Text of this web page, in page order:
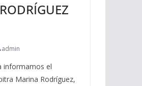
admin
informamos el
Marina Rodríguez,